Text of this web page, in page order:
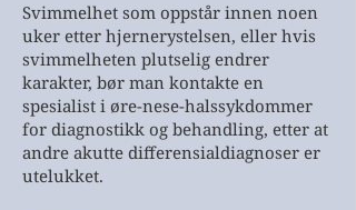
Svimmelhet som oppstår innen noen
uker etter hjernerystelsen, eller hvis
svimmelheten plutselig endrer
karakter, bør man kontakte en
spesialist i øre-nese-halssykdommer
for diagnostikk og behandling, etter at
andre akutte differensialdiagnoser er
utelukket.